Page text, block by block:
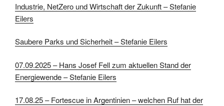
Industrie, NetZero und Wirtschaft der Zukunft – Stefanie
Eilers
Saubere Parks und Sicherheit – Stefanie Eilers
07.09.2025 – Hans Josef Fell zum aktuellen Stand der
Energiewende – Stefanie Eilers
17.08.25 – Fortescue in Argentinien – welchen Ruf hat der